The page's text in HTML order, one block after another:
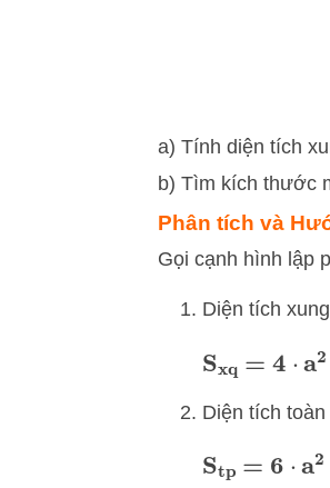
a) Tính diện tích
b) Tìm kích thước
Phân tích và
Gọi cạnh hình lập
Diện tích
Sxq =4 ⋅a 2
Diện tích
Stp =6 ⋅a 2